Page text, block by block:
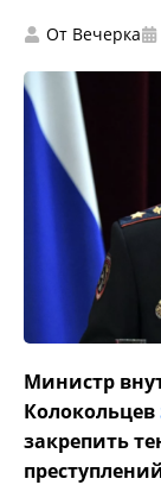
От Вечерка
Министр
Колокольцев
закрепить